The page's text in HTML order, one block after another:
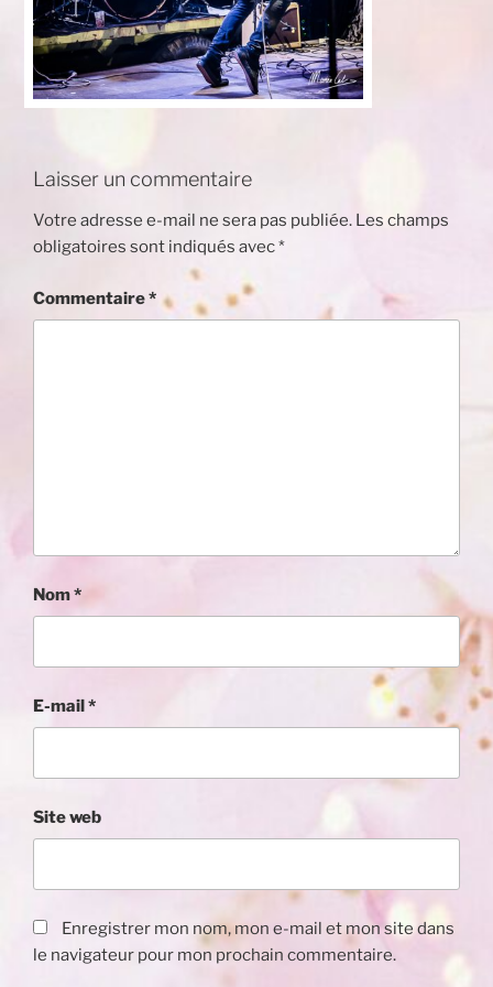
Laisser un commentaire
Votre adresse e-mail ne sera pas publiée. Les champs
obligatoires sont indiqués avec*
Commentaire*
Nom*
E-mail*
Site web
Enregistrer mon nom, mon e-mail et mon site dans
le navigateur pour mon prochain commentaire.